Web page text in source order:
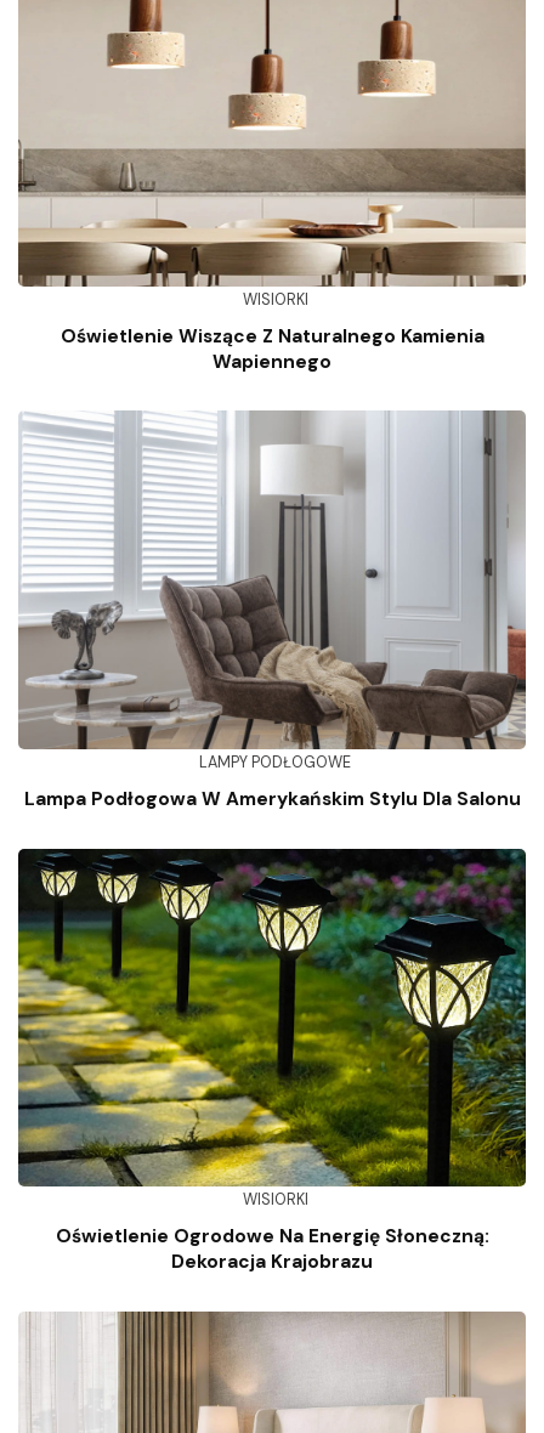
WISIORKI
Oświetlenie Wiszące Z Naturalnego Kamienia
Wapiennego
LAMPY PODŁOGOWE
Lampa Podłogowa W Amerykańskim Stylu Dla Salonu
WISIORKI
Oświetlenie Ogrodowe Na Energię Słoneczną:
Dekoracja Krajobrazu